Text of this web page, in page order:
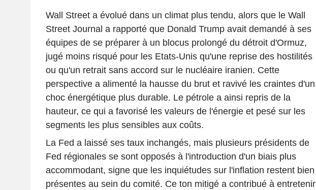
Wall Street a évolué dans un climat plus tendu, alors que le Wall
Street Journal a rapporté que Donald Trump avait demandé à ses
équipes de se préparer à un blocus prolongé du détroit d'Ormuz,
jugé moins risqué pour les Etats-Unis qu'une reprise des hostilités
ou qu'un retrait sans accord sur le nucléaire iranien. Cette
perspective a alimenté la hausse du brut et ravivé les craintes d'un
choc énergétique plus durable. Le pétrole a ainsi repris de la
hauteur, ce qui a favorisé les valeurs de l'énergie et pesé sur les
segments les plus sensibles aux coûts.
La Fed a laissé ses taux inchangés, mais plusieurs présidents de
Fed régionales se sont opposés à l'introduction d'un biais plus
accommodant, signe que les inquiétudes sur l'inflation restent bien
présentes au sein du comité. Ce ton mitigé a contribué à entretenir